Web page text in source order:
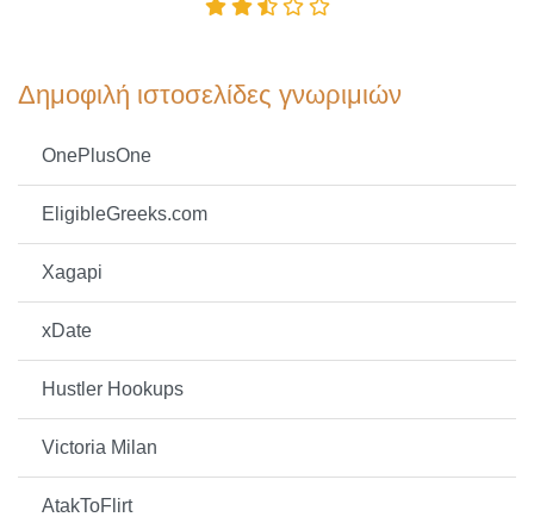
Δημοφιλή ιστοσελίδες γνωριμιών
OnePlusOne
EligibleGreeks.com
Xagapi
xDate
Hustler Hookups
Victoria Milan
AtakToFlirt